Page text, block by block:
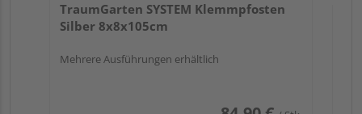
TraumGarten SYSTEM Klemmpfosten
Silber 8x8x105cm
Mehrere Ausführungen erhältlich